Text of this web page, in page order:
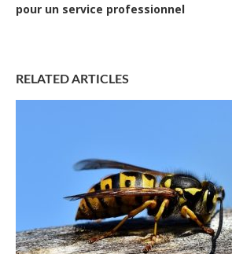
pour un service professionnel
RELATED ARTICLES